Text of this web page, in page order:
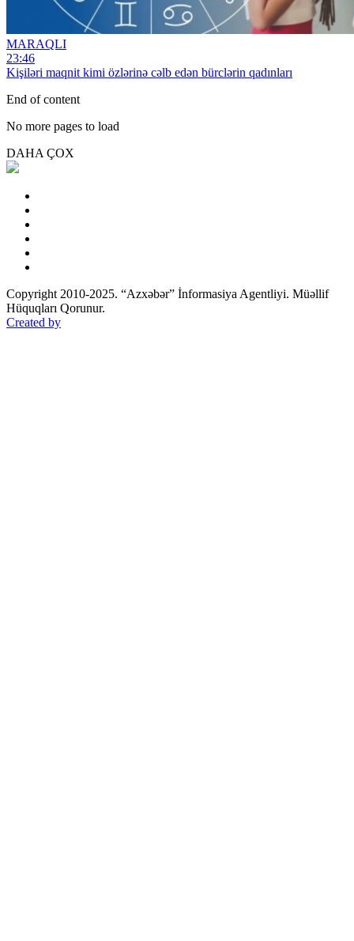
MARAQLI
23:46
Kişiləri maqnit kimi özlərinə cəlb edən bürclərin qadınları
End of content
No more pages to load
DAHA ÇOX
Copyright 2010-2025. “Azxəbər” İnformasiya Agentliyi. Müəllif
Hüquqları Qorunur.
Created by